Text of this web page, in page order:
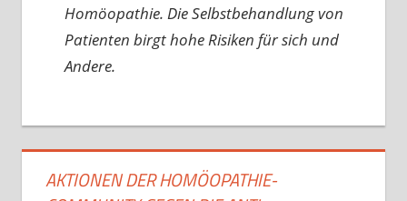
Homöopathie. Die Selbstbehandlung von
Patienten birgt hohe Risiken für sich und
Andere.
AKTIONEN DER HOMÖOPATHIE-